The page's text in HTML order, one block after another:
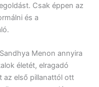
Csak éppen az
és a
Menon annyira
életét, elragadó
az első pillanattól ott